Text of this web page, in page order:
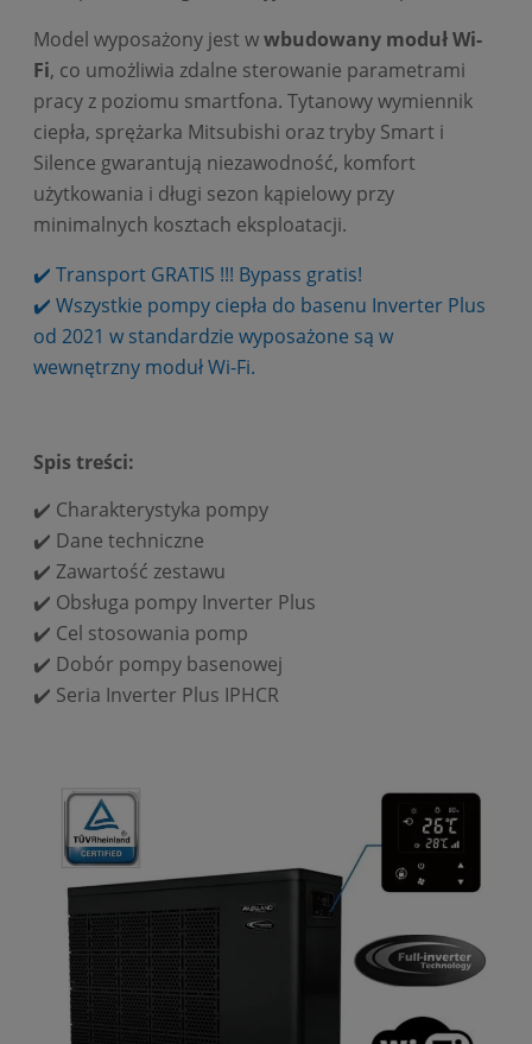
Model wyposażony jest wwbudowany moduł Wi-
Fi, co umożliwia zdalne sterowanie parametrami
pracy z poziomu smartfona. Tytanowy wymiennik
ciepła, sprężarka Mitsubishi oraz tryby Smart i
Silence gwarantują niezawodność, komfort
użytkowania i długi sezon kąpielowy przy
minimalnych kosztach eksploatacji.
✔️ Transport GRATIS !!! Bypass gratis!
✔️ Wszystkie pompy ciepła do basenu Inverter Plus
od 2021 w standardzie wyposażone są w
wewnętrzny moduł Wi-Fi.
Spis treści:
✔️ Charakterystyka pompy
✔️ Dane techniczne
✔️ Zawartość zestawu
✔️ Obsługa pompy Inverter Plus
✔️ Cel stosowania pomp
✔️ Dobór pompy basenowej
✔️ Seria Inverter Plus IPHCR